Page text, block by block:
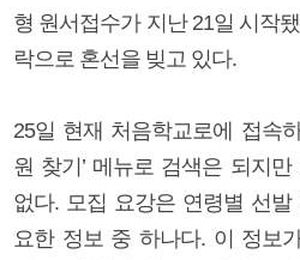
형 원서접수가 지난 21일 시작
락으로 혼선을 빚고 있다.
25일 현재 처음학교로에 접속
원 찾기’ 메뉴로 검색은 되지
없다. 모집 요강은 연령별 선
요한 정보 중 하나다. 이 정보